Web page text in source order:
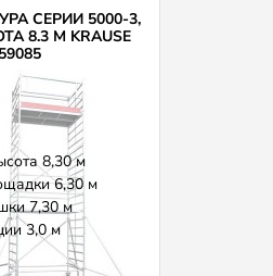
СЕРИИ 5000-3,
8.3 М KRAUSE
8,30 м
6,30 м
7,30 м
3,0 м